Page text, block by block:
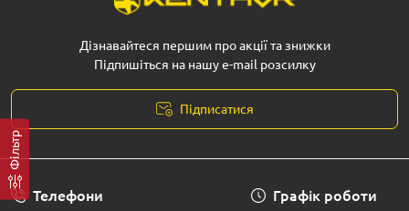
Фільтр
Дізнавайтеся першим про акції та знижки
Підпишіться на нашу e-mail розсилку
Підписатися
Телефони Графік роботи